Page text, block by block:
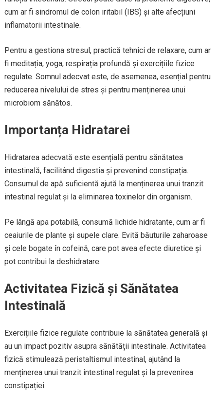
cum ar fi sindromul de colon iritabil (IBS) și alte afecțiuni
inflamatorii intestinale.
Pentru a gestiona stresul, practică tehnici de relaxare, cum ar
fi meditația, yoga, respirația profundă și exercițiile fizice
regulate. Somnul adecvat este, de asemenea, esențial pentru
reducerea nivelului de stres și pentru menținerea unui
microbiom sănătos.
Importanța Hidratarei
Hidratarea adecvată este esențială pentru sănătatea
intestinală, facilitând digestia și prevenind constipația.
Consumul de apă suficientă ajută la menținerea unui tranzit
intestinal regulat și la eliminarea toxinelor din organism.
Pe lângă apa potabilă, consumă lichide hidratante, cum ar fi
ceaiurile de plante și supele clare. Evită băuturile zaharoase
și cele bogate în cofeină, care pot avea efecte diuretice și
pot contribui la deshidratare.
Activitatea Fizică și Sănătatea
Intestinală
Exercițiile fizice regulate contribuie la sănătatea generală și
au un impact pozitiv asupra sănătății intestinale. Activitatea
fizică stimulează peristaltismul intestinal, ajutând la
menținerea unui tranzit intestinal regulat și la prevenirea
constipației.